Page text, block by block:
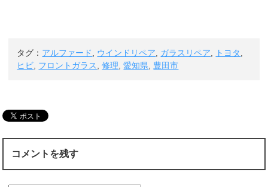
タグ： アルファード, ウインドリペア, ガラスリペア, トヨタ,
ヒビ, フロントガラス,修理,愛知県, 豊田市
コメントを残す